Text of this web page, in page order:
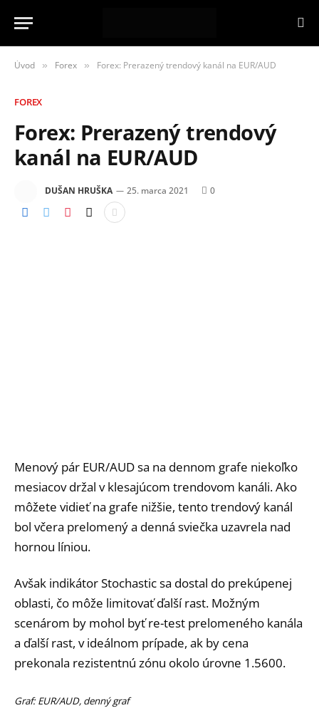
Úvod » Forex » Forex: Prerazený trendový kanál na EUR/AUD
FOREX
Forex: Prerazený trendový
kanál na EUR/AUD
DUŠAN HRUŠKA 25. marca 2021 0
Menový pár EUR/AUD sa na dennom grafe niekoľko
mesiacov držal v klesajúcom trendovom kanáli. Ako
môžete vidieť na grafe nižšie, tento trendový kanál
bol včera prelomený a denná sviečka uzavrela nad
hornou líniou.
Avšak indikátor Stochastic sa dostal do prekúpenej
oblasti, čo môže limitovať ďalší rast. Možným
scenárom by mohol byť re-test prelomeného kanála
a ďalší rast, v ideálnom prípade, ak by cena
prekonala rezistentnú zónu okolo úrovne 1.5600.
Graf: EUR/AUD, denný graf